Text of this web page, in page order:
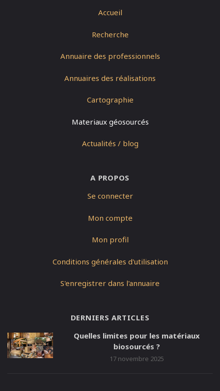
Accueil
Recherche
Annuaire des professionnels
Annuaires des réalisations
Cartographie
Materiaux géosourcés
Actualités / blog
A PROPOS
Se connecter
Mon compte
Mon profil
Conditions générales d'utilisation
S'enregistrer dans l'annuaire
DERNIERS ARTICLES
Quelles limites pour les matériaux
biosourcés ?
17 novembre 2025